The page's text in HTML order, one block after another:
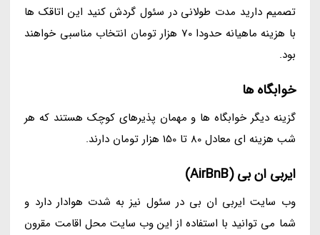
تصمیم دارید مدت طولانی در سئول گردش کنید این اتاقک ها
با هزینه ماهیانه حدودا 70 هزار تومان انتخاب مناسبی خواهند
بود.
خوابگاه ها
گزینه دیگر خوابگاه ها و مهمان پذیرهای کوچک هستند که هر
شب هزینه ای معادل 80 تا 150 هزار تومان دارند.
ایربی ان بی (AirBnB)
وب سایت ایربی ان بی در سئول نیز به شدت هوادار دارد و
شما می توانید با استفاده از این وب سایت محل اقامت مقرون